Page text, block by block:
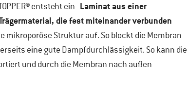
PER® entsteht ein Laminat aus einer
die fest miteinander verbunden
mikroporöse Struktur auf. So blockt die Membran
eine gute Dampfdurchlässigkeit. So kann die
und durch die Membran nach außen